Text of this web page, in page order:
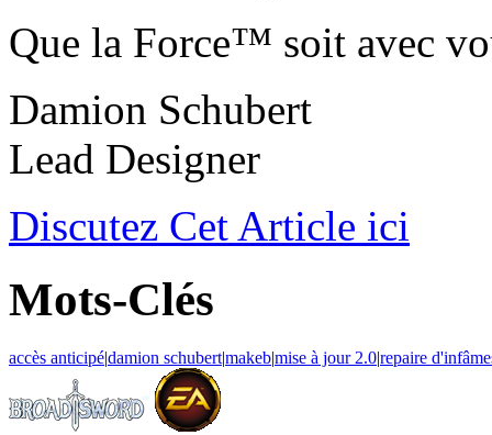
Que la Force™ soit avec
Damion Schubert
Lead Designer
Discutez Cet Article ici
Mots-Clés
accès anticipé|damion schubert|makeb|mise à jour 2.0|repaire